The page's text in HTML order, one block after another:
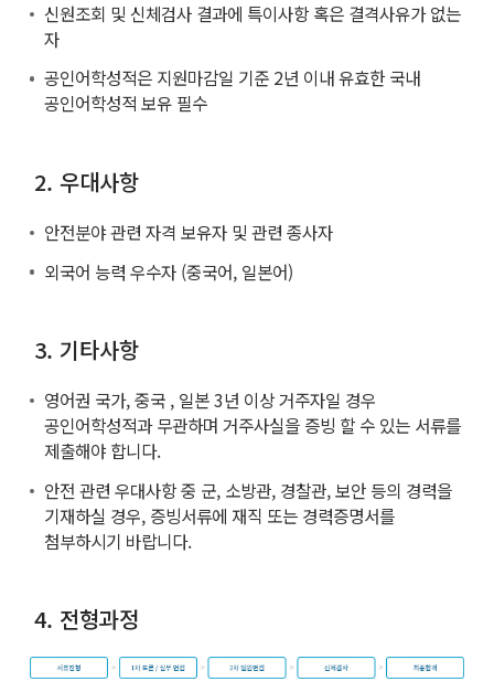
신원조회 및 신체검사 결과에 특이사항 혹은 결격사유가 없는
자
공인어학성적은 지원마감일 기준 2년 이내 유효한 국내
공인어학성적 보유 필수
2. 우대사항
안전분야 관련 자격 보유자 및 관련 종사자
외국어 능력 우수자 (중국어, 일본어)
3. 기타사항
영어권 국가, 중국 , 일본 3년 이상 거주자일 경우
공인어학성적과 무관하며 거주사실을 증빙 할 수 있는 서류를
제출해야 합니다.
안전 관련 우대사항 중 군, 소방관, 경찰관, 보안 등의 경력을
기재하실 경우, 증빙서류에 재직 또는 경력증명서를
첨부하시기 바랍니다.
4. 전형과정